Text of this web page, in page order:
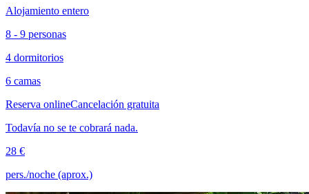
Alojamiento entero
8 - 9 personas
4 dormitorios
6 camas
Reserva onlineCancelación gratuita
Todavía no se te cobrará nada.
28 €
pers./noche (aprox.)